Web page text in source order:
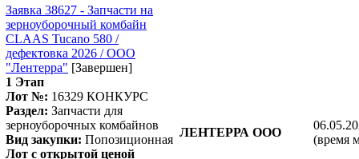
Заявка 38627 - Запчасти на
зерноуборочный комбайн
CLAAS Tucano 580 /
дефектовка 2026 / ООО
"Лентерра" [Завершен]
1 Этап
Лот №: 16329 КОНКУРС
Раздел: Запчасти для
зерноуборочных комбайнов
Вид закупки: Попозиционная
Лот с открытой ценой
ЛЕНТЕРРА ООО
(время